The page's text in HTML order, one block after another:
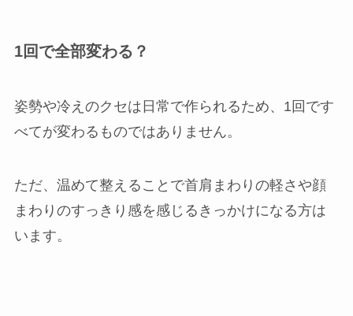
1回で全部変わる？
姿勢や冷えのクセは日常で作られるため、1回です
べてが変わるものではありません。
ただ、温めて整えることで首肩まわりの軽さや顔
まわりのすっきり感を感じるきっかけになる方は
います。